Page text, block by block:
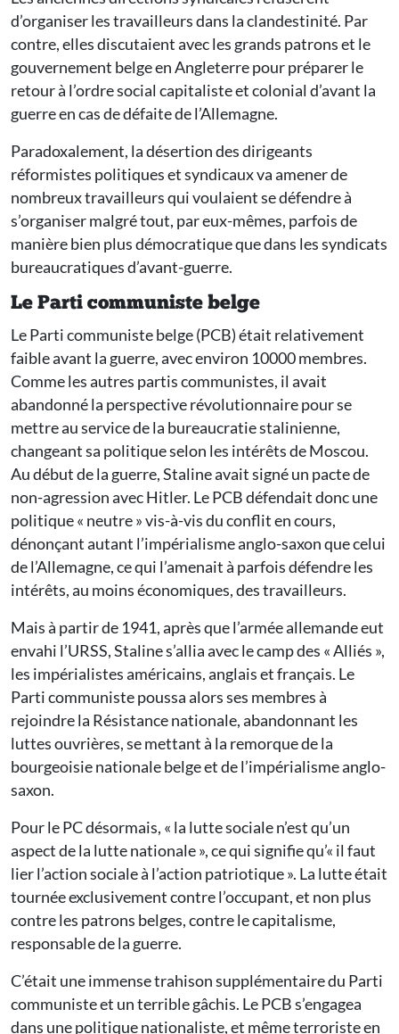
d’organiser les travailleurs dans la clandestinité. Par
contre, elles discutaient avec les grands patrons et le
gouvernement belge en Angleterre pour préparer le
retour à l’ordre social capitaliste et colonial d’avant la
guerre en cas de défaite de l’Allemagne.
Paradoxalement, la désertion des dirigeants
réformistes politiques et syndicaux va amener de
nombreux travailleurs qui voulaient se défendre à
s’organiser malgré tout, par eux-mêmes, parfois de
manière bien plus démocratique que dans les syndicats
bureaucratiques d’avant-guerre.
Le Parti communiste belge
Le Parti communiste belge (PCB) était relativement
faible avant la guerre, avec environ 10000 membres.
Comme les autres partis communistes, il avait
abandonné la perspective révolutionnaire pour se
mettre au service de la bureaucratie stalinienne,
changeant sa politique selon les intérêts de Moscou.
Au début de la guerre, Staline avait signé un pacte de
non-agression avec Hitler. Le PCB défendait donc une
politique « neutre » vis-à-vis du conflit en cours,
dénonçant autant l’impérialisme anglo-saxon que celui
de l’Allemagne, ce qui l’amenait à parfois défendre les
intérêts, au moins économiques, des travailleurs.
Mais à partir de 1941, après que l’armée allemande eut
envahi l’URSS, Staline s’allia avec le camp des « Alliés »,
les impérialistes américains, anglais et français. Le
Parti communiste poussa alors ses membres à
rejoindre la Résistance nationale, abandonnant les
luttes ouvrières, se mettant à la remorque de la
bourgeoisie nationale belge et de l’impérialisme anglo-
saxon.
Pour le PC désormais, « la lutte sociale n’est qu’un
aspect de la lutte nationale », ce qui signifie qu’« il faut
lier l’action sociale à l’action patriotique ». La lutte était
tournée exclusivement contre l’occupant, et non plus
contre les patrons belges, contre le capitalisme,
responsable de la guerre.
C’était une immense trahison supplémentaire du Parti
communiste et un terrible gâchis. Le PCB s’engagea
dans une politique nationaliste, et même terroriste en